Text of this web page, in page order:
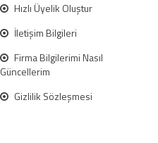
Hızlı Üyelik Oluştur
İletişim Bilgileri
Firma Bilgilerimi Nasıl
Güncellerim
Gizlilik Sözleşmesi